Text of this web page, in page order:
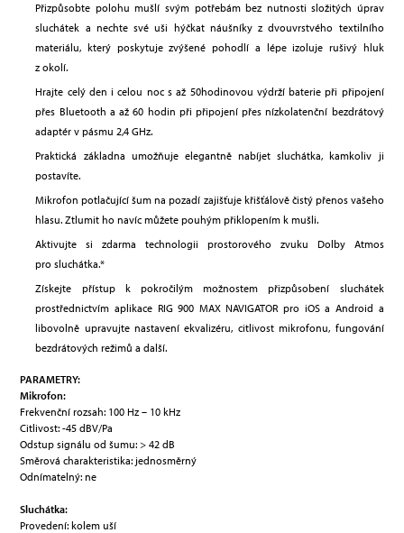
Přizpůsobte polohu mušlí svým potřebám bez nutnosti složitých úprav
sluchátek a nechte své uši hýčkat náušníky z dvouvrstvého textilního
materiálu, který poskytuje zvýšené pohodlí a lépe izoluje rušivý hluk
z okolí.
Hrajte celý den i celou noc s až 50hodinovou výdrží baterie při připojení
přes Bluetooth a až 60 hodin při připojení přes nízkolatenční bezdrátový
adaptér v pásmu 2,4 GHz.
Praktická základna umožňuje elegantně nabíjet sluchátka, kamkoliv ji
postavíte.
Mikrofon potlačující šum na pozadí zajišťuje křišťálově čistý přenos vašeho
hlasu. Ztlumit ho navíc můžete pouhým přiklopením k mušli.
Aktivujte si zdarma technologii prostorového zvuku Dolby Atmos
pro sluchátka.*
Získejte přístup k pokročilým možnostem přizpůsobení sluchátek
prostřednictvím aplikace RIG 900 MAX NAVIGATOR pro iOS a Android a
libovolně upravujte nastavení ekvalizéru, citlivost mikrofonu, fungování
bezdrátových režimů a další.
PARAMETRY:
Mikrofon:
Frekvenční rozsah: 100 Hz – 10 kHz
Citlivost: -45 dBV/Pa
Odstup signálu od šumu: > 42 dB
Směrová charakteristika: jednosměrný
Odnímatelný: ne
Sluchátka:
Provedení: kolem uší